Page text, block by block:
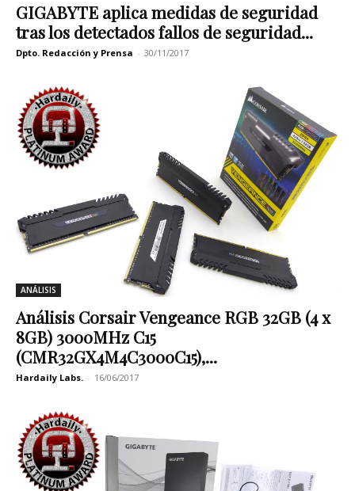
GIGABYTE aplica medidas de seguridad
tras los detectados fallos de seguridad...
Dpto. Redacción y Prensa - 30/11/2017
ANÁLISIS
Análisis Corsair Vengeance RGB 32GB (4 x
8GB) 3000MHz C15
(CMR32GX4M4C3000C15),...
Hardaily Labs. - 16/06/2017